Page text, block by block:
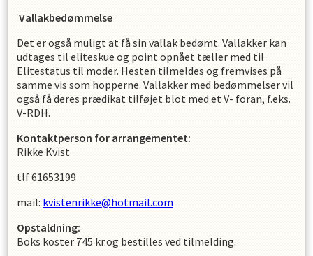
Vallakbedømmelse
Det er også muligt at få sin vallak bedømt. Vallakker kan
udtages til eliteskue og point opnået tæller med til
Elitestatus til moder. Hesten tilmeldes og fremvises på
samme vis som hopperne. Vallakker med bedømmelser vil
også få deres prædikat tilføjet blot med et V- foran, f.eks.
V-RDH.
Kontaktperson for arrangementet:
Rikke Kvist
tlf 61653199
mail: kvistenrikke@hotmail.com
Opstaldning:
Boks koster 745 kr.og bestilles ved tilmelding.